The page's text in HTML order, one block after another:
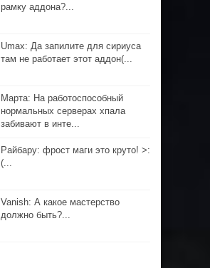
рамку аддона?...
Umax: Да запилите для сириуса
там не работает этот аддон(...
Марта: На работоспособный
нормальных серверах хпала
забивают в инте...
Райбару: фрост маги это круто! >:
(...
Vanish: А какое мастерство
должно быть?...